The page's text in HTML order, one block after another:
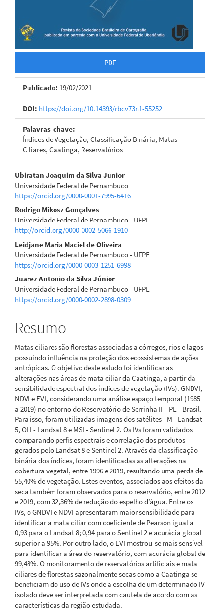
PDF
Publicado: 19/02/2021
DOI: https://doi.org/10.14393/rbcv73n1-55252
Palavras-chave:
Índices de Vegetação, Classificação Binária, Matas
Ciliares, Caatinga, Reservatórios
Conteúdo
do
artigo
principal
Ubiratan Joaquim da Silva Junior
Universidade Federal de Pernambuco
https://orcid.org/0000-0001-7995-6416
Rodrigo Mikosz Gonçalves
Universidade Federal de Pernambuco - UFPE
http://orcid.org/0000-0002-5066-1910
Leidjane Maria Maciel de Oliveira
Universidade Federal de Pernambuco - UFPE
https://orcid.org/0000-0003-1251-6998
Juarez Antonio da Silva Júnior
Universidade Federal de Pernambuco - UFPE
https://orcid.org/0000-0002-2898-0309
Resumo
Matas ciliares são florestas associadas a córregos, rios e lagos
possuindo influência na proteção dos ecossistemas de ações
antrópicas. O objetivo deste estudo foi identificar as
alterações nas áreas de mata ciliar da Caatinga, a partir da
sensibilidade espectral dos índices de vegetação (IVs): GNDVI,
NDVI e EVI, considerando uma análise espaço temporal (1985
a 2019) no entorno do Reservatório de Serrinha II – PE - Brasil.
Para isso, foram utilizadas imagens dos satélites TM - Landsat
5, OLI - Landsat 8 e MSI - Sentinel 2. Os IVs foram validados
comparando perfis espectrais e correlação dos produtos
gerados pelo Landsat 8 e Sentinel 2. Através da classificação
binária dos índices, foram identificadas as alterações na
cobertura vegetal, entre 1996 e 2019, resultando uma perda de
55,40% de vegetação. Estes eventos, associados aos efeitos da
seca também foram observados para o reservatório, entre 2012
e 2019, com 32,36% de redução do espelho d’água. Entre os
IVs, o GNDVI e NDVI apresentaram maior sensibilidade para
identificar a mata ciliar com coeficiente de Pearson igual a
0,93 para o Landsat 8; 0,94 para o Sentinel 2 e acurácia global
superior a 95%. Por outro lado, o EVI mostrou-se mais sensível
para identificar a área do reservatório, com acurácia global de
99,48%. O monitoramento de reservatórios artificiais e mata
ciliares de florestas sazonalmente secas como a Caatinga se
beneficiam do uso de IVs onde a escolha de um determinado IV
isolado deve ser interpretada com cautela de acordo com as
características da região estudada.